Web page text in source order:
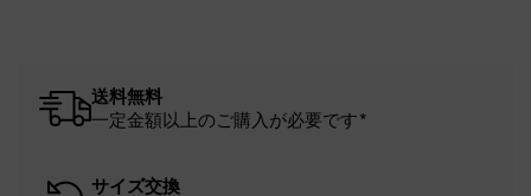
送料無料
一定金額以上のご購入が必要です*
サイズ交換